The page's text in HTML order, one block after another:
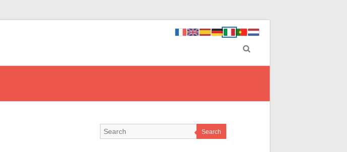
Search